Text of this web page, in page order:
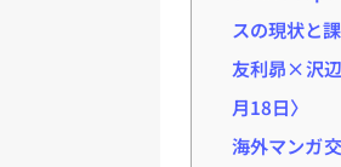
スの現状と
友利昴×沢
月18日〉
海外マンガ